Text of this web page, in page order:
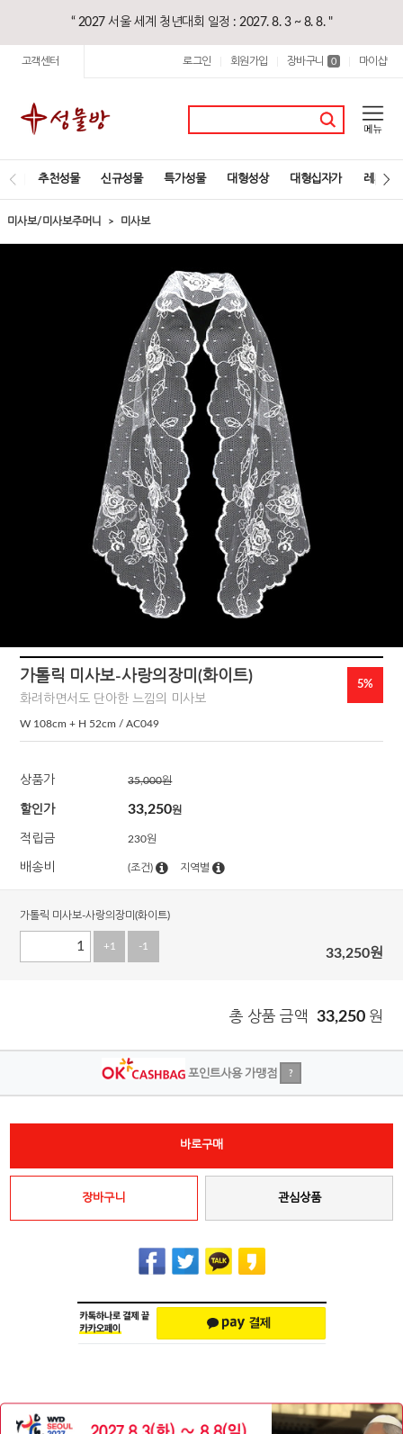
“ 2027 서울 세계 청년대회 일정 : 2027. 8. 3 ~ 8. 8. "
고객센터 로그인 회원가입 장바구니 0 마이샵
추천성물 신규성물 특가성물 대형성상 대형십자가 레지오
미사보/미사보주머니 미사보
가톨릭 미사보-사랑의장미(화이트)
화려하면서도 단아한 느낌의 미사보
W 108cm + H 52cm / AC049
5%
상품가 35,000원
할인가 33,250원
적립금 230원
배송비 (조건) 지역별
가톨릭 미사보-사랑의장미(화이트)
+1 -1 33,250원
총 상품 금액 33,250 원
포인트사용 가맹점 ?
바로구매
장바구니 관심상품